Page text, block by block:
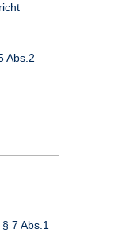
Abs.2
7 Abs.1